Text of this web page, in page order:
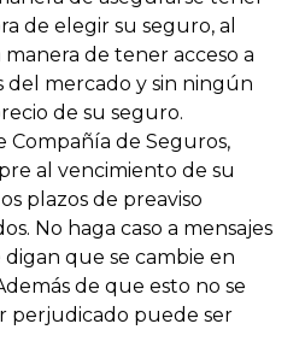
de elegir su seguro, al
de tener acceso a
del mercado y sin ningún
de su seguro.
Compañía de Seguros,
al vencimiento de su
plazos de preaviso
No haga caso a mensajes
que se cambie en
de que esto no se
perjudicado puede ser